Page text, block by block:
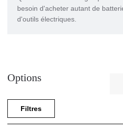
besoin d'acheter autant de
d'outils électriques.
Options
Filtres